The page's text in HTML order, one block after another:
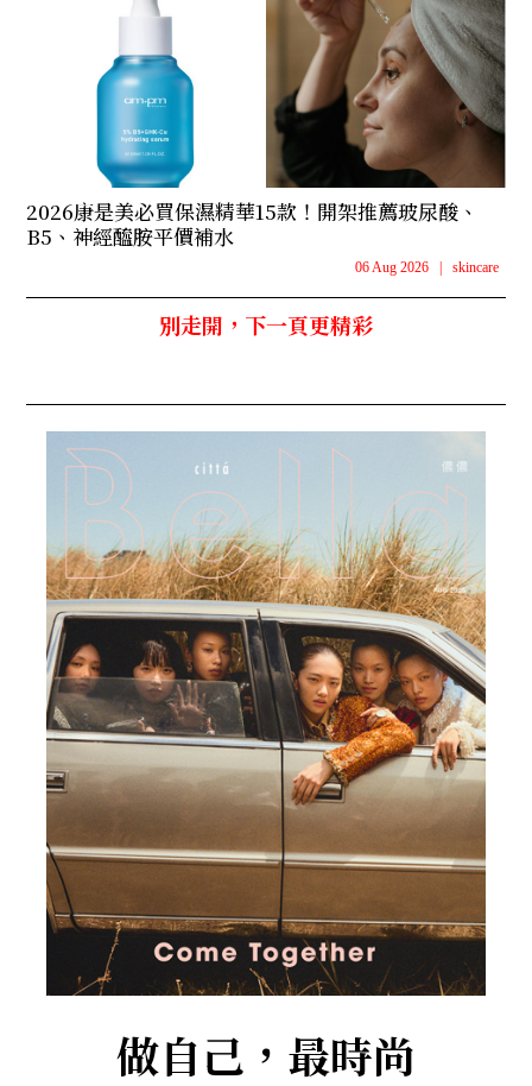
2026康是美必買保濕精華15款！開架推薦玻尿酸、
B5、神經醯胺平價補水
06 Aug 2026 skincare
別走開，下一頁更精彩
做自己，最時尚